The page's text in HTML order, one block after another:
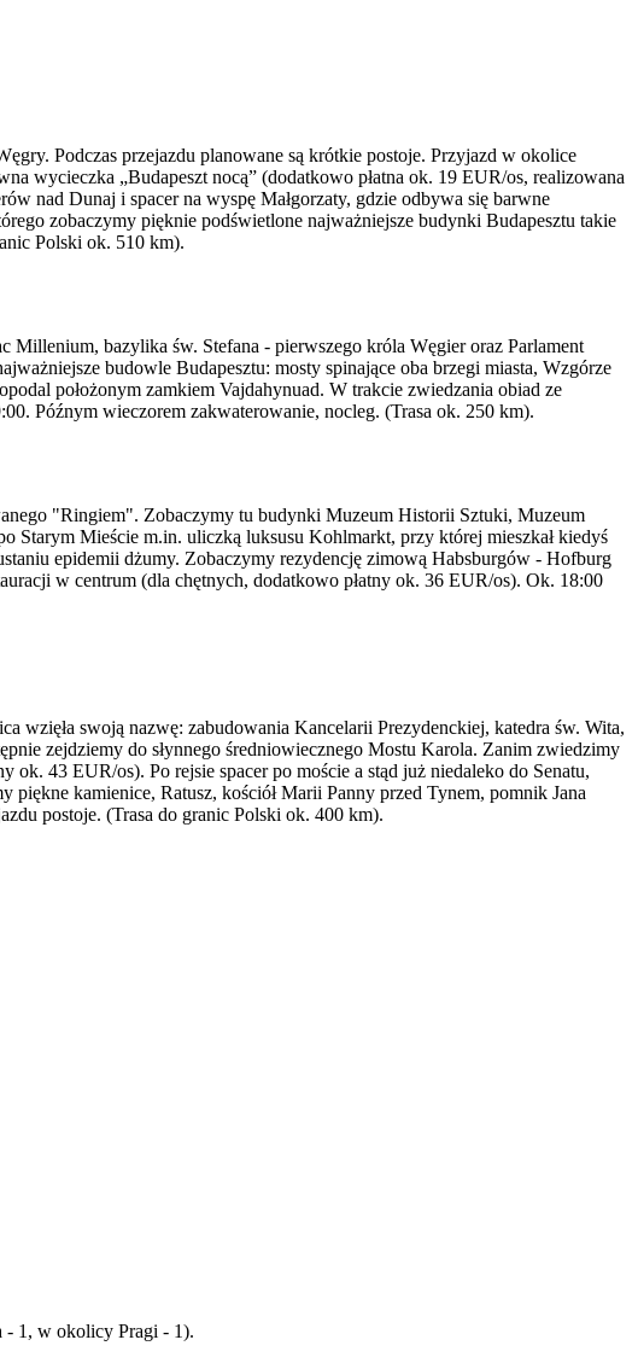
Podczas przejazdu planowane są krótkie postoje. Przyjazd w okolice
wycieczka „Budapeszt nocą” (dodatkowo płatna ok. 19 EUR/os, realizowana
nad Dunaj i spacer na wyspę Małgorzaty, gdzie odbywa się barwne
zobaczymy pięknie podświetlone najważniejsze budynki Budapesztu takie
Polski ok. 510 km).
Millenium, bazylika św. Stefana - pierwszego króla Węgier oraz Parlament
budowle Budapesztu: mosty spinające oba brzegi miasta, Wzgórze
położonym zamkiem Vajdahynuad. W trakcie zwiedzania obiad ze
Późnym wieczorem zakwaterowanie, nocleg. (Trasa ok. 250 km).
"Ringiem". Zobaczymy tu budynki Muzeum Historii Sztuki, Muzeum
Starym Mieście m.in. uliczką luksusu Kohlmarkt, przy której mieszkał kiedyś
epidemii dżumy. Zobaczymy rezydencję zimową Habsburgów - Hofburg
w centrum (dla chętnych, dodatkowo płatny ok. 36 EUR/os). Ok. 18:00
wzięła swoją nazwę: zabudowania Kancelarii Prezydenckiej, katedra św. Wita,
zejdziemy do słynnego średniowiecznego Mostu Karola. Zanim zwiedzimy
ok. 43 EUR/os). Po rejsie spacer po moście a stąd już niedaleko do Senatu,
kamienice, Ratusz, kościół Marii Panny przed Tynem, pomnik Jana
postoje. (Trasa do granic Polski ok. 400 km).
- 1, w okolicy Pragi - 1).